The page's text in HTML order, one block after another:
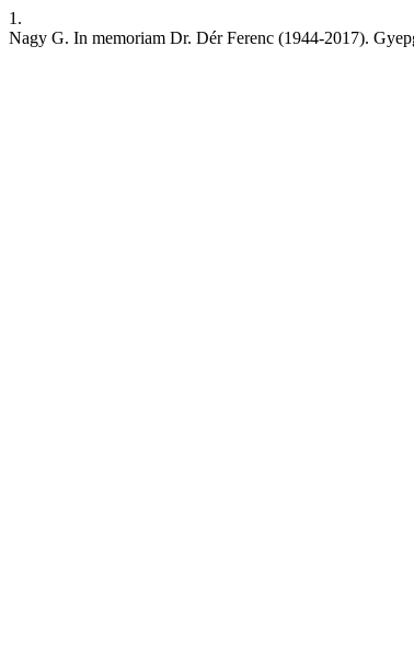
1.
Nagy G. In memoriam Dr. Dér Ferenc (1944-2017).